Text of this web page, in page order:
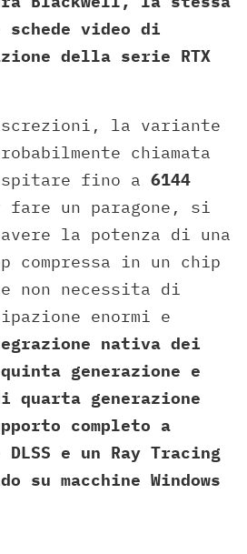
video di
della serie RTX
la variante
chiamata
fino a 6144
fare un paragone, si
la potenza di una
compressa in un chip
non necessita di
enormi e
nativa dei
generazione e
quarta generazione
completo a
e un Ray Tracing
su macchine Windows